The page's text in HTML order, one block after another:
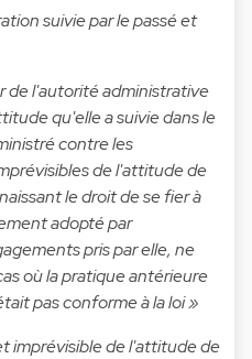
suivie par le passé et
de l'autorité administrative
qu'elle a suivie dans le
contre les
de l'attitude de
le droit de se fier à
adopté par
pris par elle, ne
où la pratique antérieure
pas conforme à la loi »
imprévisible de l'attitude de